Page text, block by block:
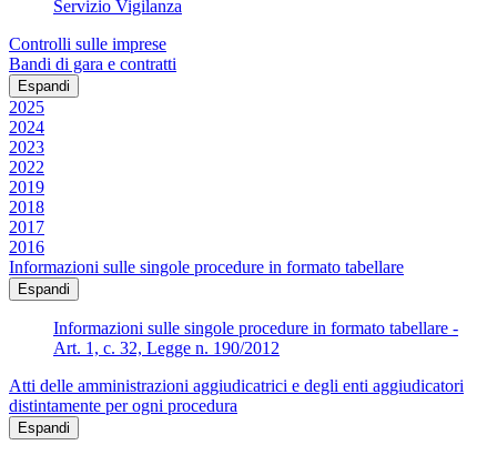
Servizio Vigilanza
Controlli sulle imprese
Bandi di gara e contratti
Espandi
2025
2024
2023
2022
2019
2018
2017
2016
Informazioni sulle singole procedure in formato tabellare
Espandi
Informazioni sulle singole procedure in formato tabellare -
Art. 1, c. 32, Legge n. 190/2012
Atti delle amministrazioni aggiudicatrici e degli enti aggiudicatori
distintamente per ogni procedura
Espandi